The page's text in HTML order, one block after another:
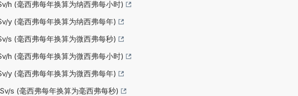
h (毫西弗每年换算为纳西弗每小时)
y (毫西弗每年换算为纳西弗每年)
s (毫西弗每年换算为微西弗每秒)
h (毫西弗每年换算为微西弗每小时)
y (毫西弗每年换算为微西弗每年)
s (毫西弗每年换算为毫西弗每秒)